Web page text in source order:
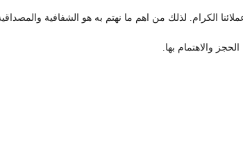
الكرام. لذلك من اهم ما نهتم به هو الشفافية والمصداقية
والاهتمام بها.